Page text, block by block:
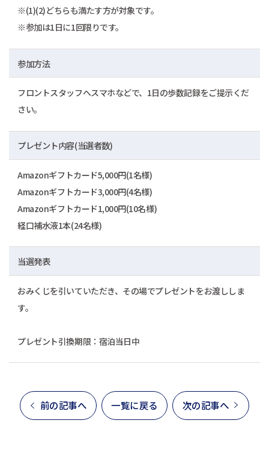
※(1)(2)どちらも満たす方が対象です。
※参加は1日に1回限りです。
参加方法
フロントスタッフへスマホなどで、1日の歩数記録をご提示くだ
さい。
プレゼント内容(当選者数)
Amazonギフトカード5,000円(1名様)
Amazonギフトカード3,000円(4名様)
Amazonギフトカード1,000円(10名様)
経口補水液1本(24名様)
当選発表
おみくじを引いていただき、その場でプレゼントをお渡ししま
す。
プレゼント引換期限：宿泊当日中
前の記事へ 一覧に戻る 次の記事へ